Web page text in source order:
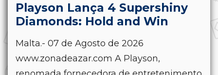
Playson Lança 4 Supershiny
Diamonds: Hold and Win
Malta.- 07 de Agosto de 2026
www.zonadeazar.com A Playson,